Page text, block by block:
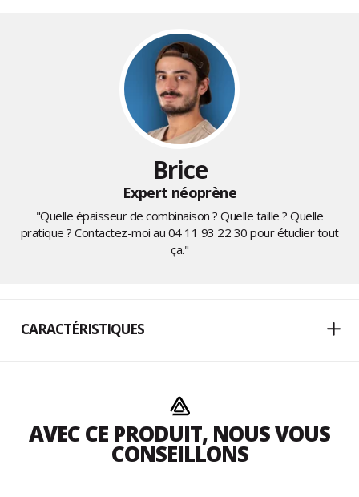
Brice
Expert néoprène
"Quelle épaisseur de combinaison ? Quelle taille ? Quelle
pratique ? Contactez-moi au 04 11 93 22 30 pour étudier tout
ça."
CARACTÉRISTIQUES
AVEC CE PRODUIT, NOUS VOUS
CONSEILLONS